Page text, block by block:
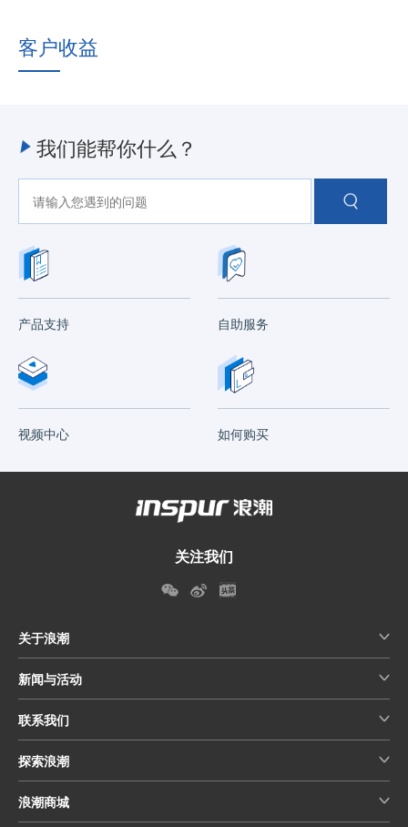
客户收益
我们能帮你什么？
产品支持 自助服务
视频中心 如何购买
关注我们
关于浪潮
新闻与活动
联系我们
探索浪潮
浪潮商城